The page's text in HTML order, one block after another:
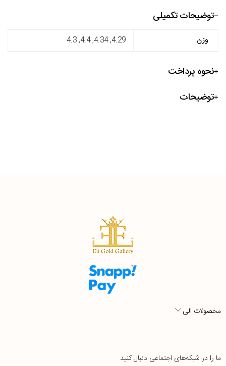
توضیحات تکمیلی
وزن 4.29, 4.34, 4.4, 4.3
نحوه پرداخت
توضیحات
محصولات الی
ما را در شبکه‌های اجتماعی دنبال کنید